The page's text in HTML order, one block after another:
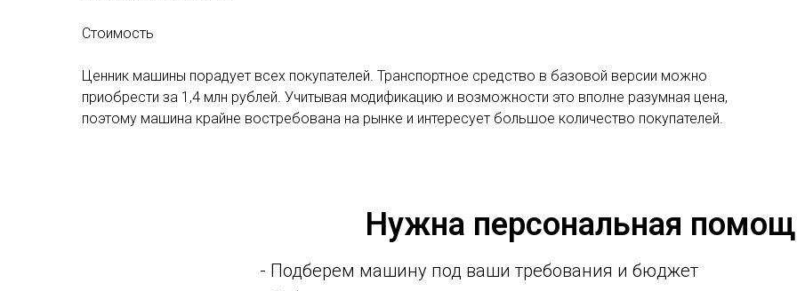
Стоимость
Ценник машины порадует всех покупателей. Транспортное средство в базовой версии можно
приобрести за 1,4 млн рублей. Учитывая модификацию и возможности это вполне разумная цена,
поэтому машина крайне востребована на рынке и интересует большое количество покупателей.
Нужна персональная
- Подберем машину под ваши требования и бюджет